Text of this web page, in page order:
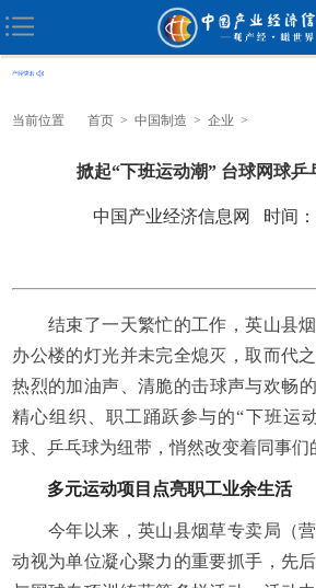
当前位置 首页 > 中国制造 > 企业 >
掀起“下班运动潮” 台球网球乒
中国产业经济信息网 时间：
结束了一天繁忙的工作，英山县烟
办公楼的灯光并未完全熄灭，取而代
热烈的加油声、清脆的击球声与欢畅
精心组织、职工踊跃参与的“下班运
球、乒乓球为纽带，悄然改变着同事们
多元运动项目点亮职工业余生活
今年以来，英山县烟草专卖局（营
动视为单位凝心聚力的重要抓手，先